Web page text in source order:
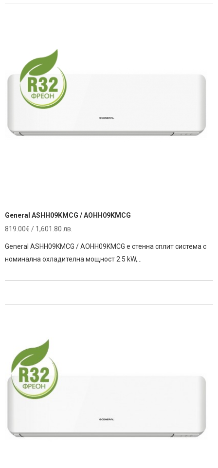
General ASHH09KMCG / AOHH09KMCG
819.00€ / 1,601.80 лв.
General ASHH09KMCG / AOHH09KMCG е стенна сплит система с
номинална охладителна мощност 2.5 kW,…